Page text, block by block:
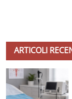
ARTICOLI